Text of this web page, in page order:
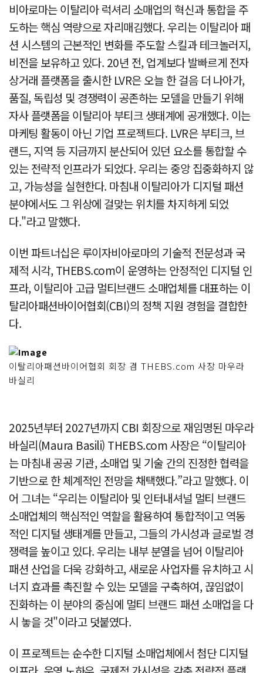
비아로마는 이탈리아 럭셔리 소매업의 혁신과 통합을 주
도하는 핵심 역량으로 자리매김했다. 우리는 이탈리아 패
션 시스템의 근본적인 변화를 주도할 스킬과 테크놀러지,
비전을 보유하고 있다. 20년 전, 업계보다 발빠르게 전자
상거래 플랫폼을 출시한 LVR은 오늘 한 걸음 더 나아가,
품질, 독립성 및 경쟁력이 공존하는 모델을 만들기 위해
자사 플랫폼을 이탈리아 부티크 생태계에 공개했다. 이는
마케팅 활동이 아닌 기업 프로젝트다. LVR은 부티크, 브
랜드, 지역 등 지금까지 분산되어 있던 요소를 통합할 수
있는 전략적 인프라가 되었다. 우리는 중앙 집중화하지 않
고, 가능성을 실현한다. 마침내 이탈리아가 디지털 패션
분야에서도 그 위상에 걸맞는 위치를 차지하게 되었
다."라고 말했다.
이번 파트너십은 루이자비아로마의 기술적 전문성과 국
제적 시각, THEBS.com이 운영하는 안정적인 디지털 인
프라, 이탈리아 고급 멀티브랜드 소매업체를 대표하는 이
탈리아패션바이어협회(CBI)의 정책 지원 경험을 결합한
다.
이탈리아패션바이어협회 회장 겸 THEBS.com 사장 마우라
바실리
2025년부터 2027년까지 CBI 회장으로 재임명된 마우라
바실리(Maura Basili) THEBS.com 사장은 “이탈리아
는 마침내 공공 기관, 소매업 및 기술 간의 진정한 협력을
기반으로 한 체계적인 전망을 채택했다.”라고 말했다. 이
어 그녀는 “우리는 이탈리아 및 인터내셔널 멀티 브랜드
소매업체의 핵심적인 역할을 활용하여 통합적이고 역동
적인 디지털 생태계를 만들고, 그들의 가시성과 글로벌 경
쟁력을 높이고 있다. 우리는 내부 분열을 넘어 이탈리아
패션 산업을 더욱 강화하고, 새로운 사업자를 유치하고 시
너지 효과를 촉진할 수 있는 모델을 구축하여, 끊임없이
진화하는 이 분야의 중심에 멀티 브랜드 패션 소매업을 다
시 놓을 것"이라고 덧붙였다.
이 프로젝트는 순수한 디지털 소매업체에서 첨단 디지털